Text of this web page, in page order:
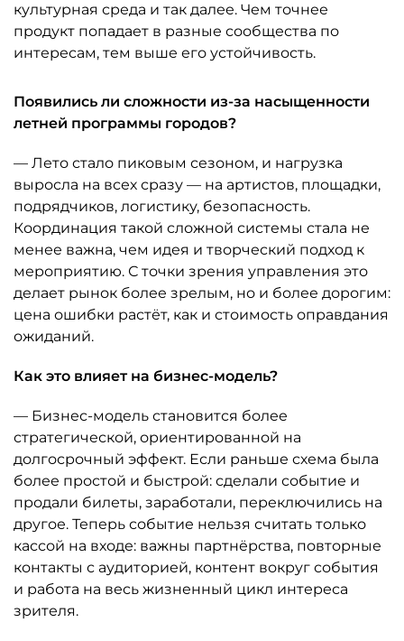
культурная среда и так далее. Чем точнее
продукт попадает в разные сообщества по
интересам, тем выше его устойчивость.
Появились ли сложности из-за насыщенности
летней программы городов?
— Лето стало пиковым сезоном, и нагрузка
выросла на всех сразу — на артистов, площадки,
подрядчиков, логистику, безопасность.
Координация такой сложной системы стала не
менее важна, чем идея и творческий подход к
мероприятию. С точки зрения управления это
делает рынок более зрелым, но и более дорогим:
цена ошибки растёт, как и стоимость оправдания
ожиданий.
Как это влияет на бизнес-модель?
— Бизнес-модель становится более
стратегической, ориентированной на
долгосрочный эффект. Если раньше схема была
более простой и быстрой: сделали событие и
продали билеты, заработали, переключились на
другое. Теперь событие нельзя считать только
кассой на входе: важны партнёрства, повторные
контакты с аудиторией, контент вокруг события
и работа на весь жизненный цикл интереса
зрителя.